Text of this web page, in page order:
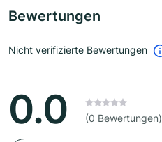
Bewertungen
Nicht verifizierte Bewertungen
0.0 (0 Bewertungen)